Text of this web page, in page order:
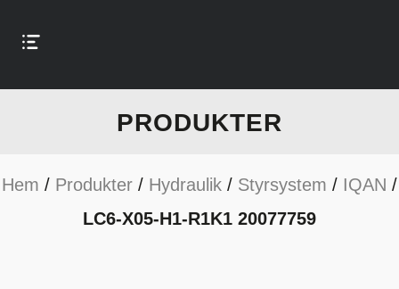
PRODUKTER
Hem / Produkter / Hydraulik / Styrsystem / IQAN /
LC6-X05-H1-R1K1 20077759